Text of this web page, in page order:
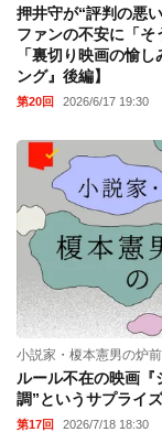
押井守が“評判の悪
ファンの不安に「
「裏切り映画の愉
ング』後編】
第20回 2026/6/17 19:30
小説家・榎本憲男の炉
ルール不在の映画『
調”というサプライ
第17回 2026/7/18 18:30